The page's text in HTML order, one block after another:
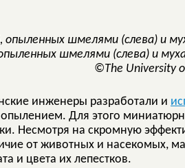
шмелями (слева) и
©The University
инженеры разработали и
опылением. Для этого
Несмотря на скромную
от животных и насекомых,
и цвета их лепестков.